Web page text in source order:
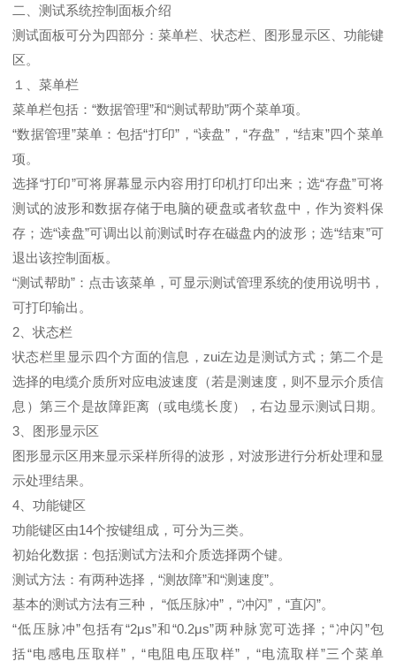
二、测试系统控制面板介绍
测试面板可分为四部分：菜单栏、状态栏、图形显示区、功能键
区。
１、菜单栏
菜单栏包括：“数据管理”和“测试帮助”两个菜单项。
“数据管理”菜单：包括“打印”，“读盘”，“存盘”，“结束”四个菜单
项。
选择“打印”可将屏幕显示内容用打印机打印出来；选“存盘”可将
测试的波形和数据存储于电脑的硬盘或者软盘中，作为资料保
存；选“读盘”可调出以前测试时存在磁盘内的波形；选“结束”可
退出该控制面板。
“测试帮助”：点击该菜单，可显示测试管理系统的使用说明书，
可打印输出。
2、状态栏
状态栏里显示四个方面的信息，zui左边是测试方式；第二个是
选择的电缆介质所对应电波速度（若是测速度，则不显示介质信
息）第三个是故障距离（或电缆长度），右边显示测试日期。
3、图形显示区
图形显示区用来显示采样所得的波形，对波形进行分析处理和显
示处理结果。
4、功能键区
功能键区由14个按键组成，可分为三类。
初始化数据：包括测试方法和介质选择两个键。
测试方法：有两种选择，“测故障”和“测速度”。
基本的测试方法有三种， “低压脉冲”，“冲闪”，“直闪”。
“低压脉冲”包括有“2μs”和“0.2μs”两种脉宽可选择；“冲闪”包
括“电感电压取样”，“电阻电压取样”，“电流取样”三个菜单